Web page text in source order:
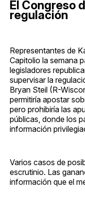
El Congreso
regulación
Representantes de
Capitolio la semana
legisladores
supervisar la
Bryan Steil (R-
permitiría apostar
pero prohibiría las
públicas, donde los
información
Varios casos de
escrutinio. Las
información que el